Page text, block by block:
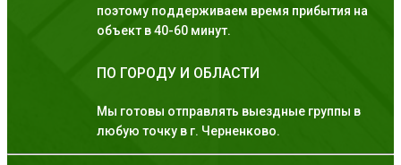
поэтому поддерживаем время прибытия на
объект в 40-60 минут.
ПО ГОРОДУ И ОБЛАСТИ
Мы готовы отправлять выездные группы в
любую точку в г. Черненково.